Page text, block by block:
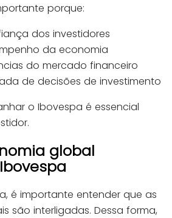
porque:
dos investidores
da economia
do mercado financeiro
de decisões de investimento
o Ibovespa é essencial
global
é importante entender que as
são interligadas. Dessa forma,